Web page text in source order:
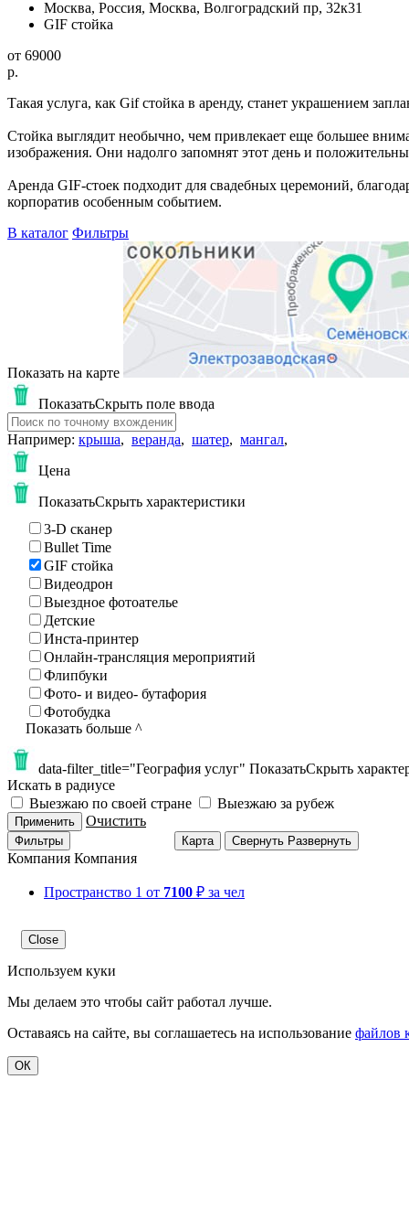
Москва, Россия, Москва, Волгоградский пр, 32к31
GIF стойка
от 69000
p.
Такая услуга, как Gif стойка в аренду, станет украшением
Стойка выглядит необычно, чем привлекает еще большее
изображения. Они надолго запомнят этот день и
Аренда GIF-стоек подходит для свадебных церемоний,
корпоратив особенным событием.
В каталог Фильтры
Показать на карте
ПоказатьСкрыть поле ввода
Например: крыша, веранда, шатер, мангал,
Цена
ПоказатьСкрыть характеристики
3-D сканер
Bullet Time
GIF стойка
Видеодрон
Выездное фотоателье
Детские
Инста-принтер
Онлайн-трансляция мероприятий
Флипбуки
Фото- и видео- бутафория
Фотобудка
Показать больше ^
data-filter_title="География услуг" ПоказатьСкрыть
Искать в радиусе
Выезжаю по своей стране
Выезжаю за рубеж
Применить Очистить
Фильтры Карта Свернуть Развернуть
Компания Компания
Пространство 1 от 7100 ₽ за чел
Close
Используем куки
Мы делаем это чтобы сайт работал лучше.
Оставаясь на сайте, вы соглашаетесь на использование файлов
ОК